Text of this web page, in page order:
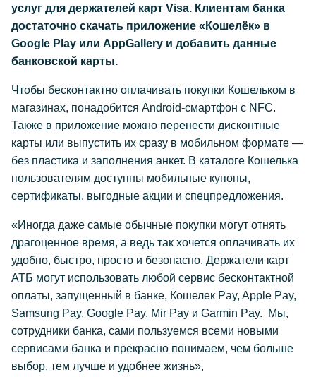
услуг для держателей карт Visa. Клиентам банка
достаточно скачать приложение «Кошелёк» в
Google Play или AppGallery и добавить данные
банковской карты.
Чтобы бесконтактно оплачивать покупки Кошельком в
магазинах, понадобится Android-смартфон с NFC.
Также в приложение можно перенести дисконтные
карты или выпустить их сразу в мобильном формате —
без пластика и заполнения анкет. В каталоге Кошелька
пользователям доступны мобильные купоны,
сертификаты, выгодные акции и спецпредложения.
«Иногда даже самые обычные покупки могут отнять
драгоценное время, а ведь так хочется оплачивать их
удобно, быстро, просто и безопасно. Держатели карт
АТБ могут использовать любой сервис бесконтактной
оплаты, запущенный в банке, Кошелек Pay, Apple Pay,
Samsung Pay, Google Pay, Mir Pay и Garmin Pay. Мы,
сотрудники банка, сами пользуемся всеми новыми
сервисами банка и прекрасно понимаем, чем больше
выбор, тем лучше и удобнее жизнь»,